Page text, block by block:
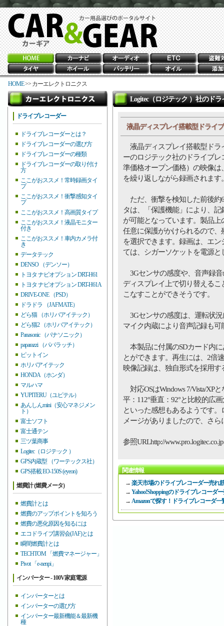
HOME>> カーエレクトロニクス
ドライブレコーダー
ドライブレコーダーとは？
ドライブレコーダーの選び方
ドライブレコーダーの種類
ドライブレコーダーの取り付け
方
ここがおススメ！常時録画タイ
プ
ここがおススメ！衝撃感知タイ
プ
ここがおススメ！高画質タイプ
ここがおススメ！液晶モニター
付き
ここがおススメ！車内カメラ付
き
データテック
DENSO （デンソー）
トヨタ ナビオプション DRT-H61
トヨタ ナビオプション DRT-H61A
DRIVE-ONE （PSD）
ドラドラ （JAFMATE）
どら猫 （ホリバアイテック）
どら猫2 （ホリバアイテック）
Panasonic （パナソニック）
paparazzi （パパラッチ）
ピットイン
ホリバアイテック
HONDA（ホンダ）
マルハマ
YUPITERU（ユピテル）
あんしんmini（安心マネジメン
ト）
富士ソフト
富士通テン
三ツ葉商事
Logitec（ロジテック ）
GPS内蔵型 （ワーテックス社）
GPS搭載 EO-150S (eyeon)
燃費計 (燃費メータ)
燃費計とは
燃費のアップポイントを知ろう
燃費の悪化原因を知るには
エコドライブ講習会(JAF)とは
瞬間燃費計とは
TECHTOM 「燃費マネージャー」
Pivot 「e-nenpi」
インバーター - 100V家庭電源
インバーターとは
インバーターの選び方
インバーター最新機能＆最新機
種
Logitec（ロジテック ）社のド
液晶ディスプレイ搭載型ドライ
液晶ディスプレイ搭載型ドラ
ーのロジテック社のドライブレ
準価格オープン価格）の映像は
を繰り返しながら録画されます
ただ、衝撃を検知した前後約
タは、「保護機能」により、記
が可能となっています。製品上
任意に保護がかけられるので、
を選択できます。録画は、エ
ては、シガーソケットを電源
3Gセンサの感度や、音声録
ディスプレイ上で切り替える
こなすことができそうです。
3Gセンサの感度は、運転状
マイク内蔵により音声記録も可
本製品に付属のSDカード内
とができます。再生には、2倍
映像記録は、独自形式を採用
対応OSはWindows 7/Vista/XP
平：112°垂直：92°と比較的広
といった感想もあるようです
メージがありましたので、さ
参照URLhttp://www.pro.logitec.co.jp
関連情報
→ 楽天市場のドライブレコーダー売れ
→ Yahoo!Shoppingのドライブレコーダ
→ Amazonで探す！ドライブレコーダ一